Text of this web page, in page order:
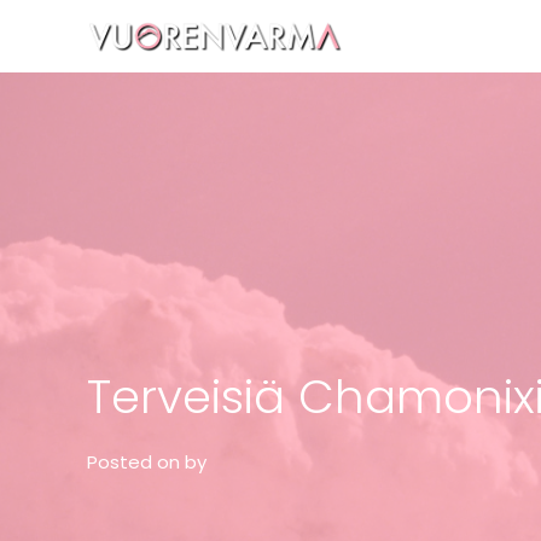
Vuorenvarma
Terveisiä
Posted on by